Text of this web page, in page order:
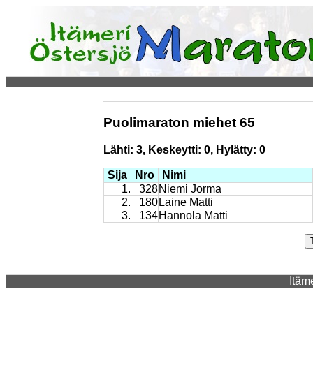
Puolimaraton miehet 65
Lähti: 3, Keskeytti: 0, Hylätty: 0
Sija Nro
Nimi
1.
328 Niemi Jorma
2.
180 Laine Matti
3.
134 Hannola Matti